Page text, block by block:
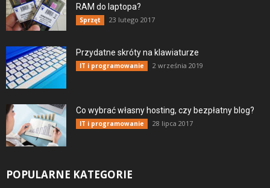
RAM do laptopa?
Sprzęt 23 lutego 2017
Przydatne skróty na klawiaturze
IT i programowanie 2 września 2019
Co wybrać własny hosting, czy bezpłatny blog?
IT i programowanie 28 lipca 2017
POPULARNE KATEGORIE